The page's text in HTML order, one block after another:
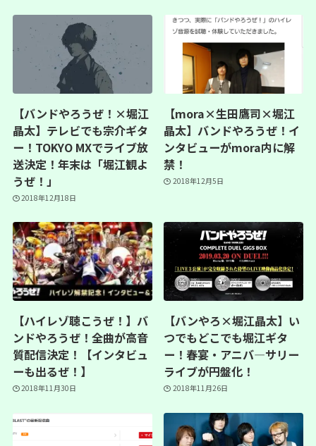
【バンドやろうぜ！×堀江
晶太】テレビでも宗介ギタ
ー！TOKYO MXでライブ放
送決定！年末は「堀江観よ
うぜ！」
2018年12月18日
【mora×生田鷹司×堀江
晶太】バンドやろうぜ！イ
ンタビューがmora内に解
禁！
2018年12月5日
【ハイレゾ聴こうぜ！】バ
ンドやろうぜ！全曲が高音
質配信決定！【インタビュ
ーも出るぜ！】
2018年11月30日
【バンやろ×堀江晶太】い
つでもどこでも堀江ギタ
ー！春宴・アニバ―サリー
ライブが円盤化！
2018年11月26日